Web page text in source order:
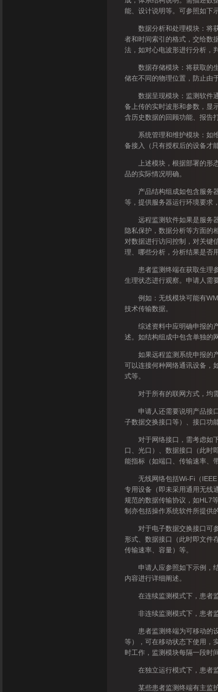
能、设计说明等。可参照如下
数据分析和处理模块：将获
者和时间索引的格式，交给数
法，如对心电波形进行分析，
数据存储模块：将获取的生
储在不同的物理位置，防止由
数据呈现模块：监测软件通
备上传的实时波形和参数，显
含历史数据的回顾功能、报告
系统管理和维护模块：如维
备接入（只有授权后的设备才
上述模块，根据部署的形态
品的实际情况明确。
产品结构组成如包含服务器/
等，提供服务器运行环境要求
远程监测软件如果是服务器
隐私保护，数据分析等方面的
对数据进行访问控制，对关键
理、哪些分析，分析结果是否
患者监测终端在获取生理参
生理状态进行观察。申请人需
例如：无线模块可能有
技术传输数据。
综述资料中应明确申报的产
述。如结构组成中包含单独的
如果远程监测系统申报的产
可以连接何种网络通讯设备，
式等。
对于所有的联网方式，均需
申请人还需要说明产品接口
子数据交换接口等）、接口功
对于网络接口，需考虑如下
口、光口）、数据接口（此时
能指标（如端口、传输速率、
无线网络包括Wi-Fi（IEEE
专用设备（即未采用通用无线
规范的数据传输协议，如HL7
制亦包括操作系统软件所提供
对于电子数据交换接口可参
形式、数据接口（此时即文件
传输速率、容量）等。
申请人应参照如下示例，结
内容进行详细阐述。
在连续监测模式下，患者监
非连续监测模式下，患者监
患者监测终端为可移动的设
等），可在移动状态下使用，
时工作，监测模块每隔一段时
在独立运行模式下，患者监
某些患者监测终端有主监护